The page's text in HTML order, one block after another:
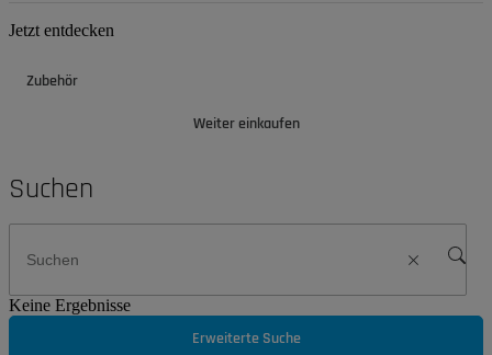
Jetzt entdecken
Zubehör
Weiter einkaufen
Suchen
Keine Ergebnisse
Erweiterte Suche